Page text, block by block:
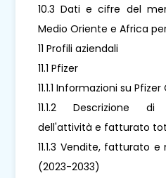
10.3 Dati e cifre del
Medio Oriente e Africa
11 Profili aziendali
11.1 Pfizer
11.1.1 Informazioni su
11.1.2 Descrizione
dell'attività e fatturato
11.1.3 Vendite, fatturato
(2023-2033)